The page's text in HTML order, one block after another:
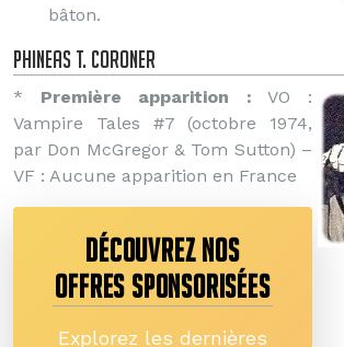
bâton.
Phineas T. Coroner
* Première apparition : VO :
Vampire Tales #7 (octobre 1974,
par Don McGregor & Tom Sutton) –
VF : Aucune apparition en France
DÉCOUVREZ NOS
OFFRES SPONSORISÉES
Explorez les dernières